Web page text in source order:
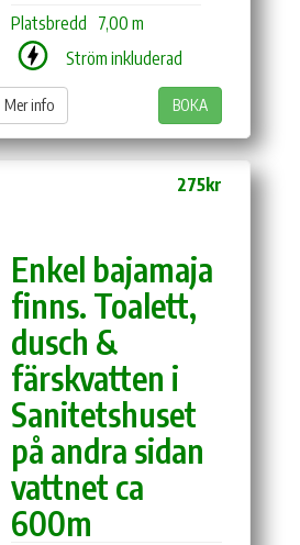
Platsbredd
7,00 m
Ström inkluderad
Mer info BOKA
275kr
Enkel bajamaja
finns. Toalett,
dusch &
färskvatten i
Sanitetshuset
på andra sidan
vattnet ca
600m